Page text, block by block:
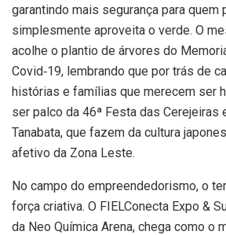
garantindo mais segurança para quem
simplesmente aproveita o verde. O
acolhe o plantio de árvores do
Covid‑19, lembrando que por trás de
histórias e famílias que merecem ser
ser palco da 46ª Festa das Cerejeiras
Tanabata, que fazem da cultura
afetivo da Zona Leste.
No campo do empreendedorismo, o
força criativa. O FIELConecta Expo &
da Neo Química Arena, chega como o